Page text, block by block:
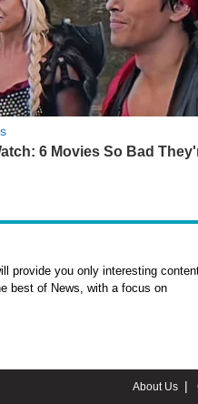
provide you only interesting
best of News, with a focus on
About Us